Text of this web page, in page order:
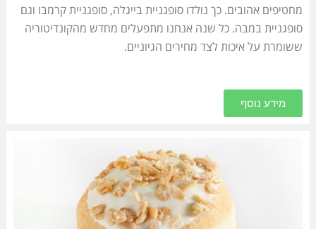
מחטיפים אהובים. כך נולדו סופגניית בייגלה, סופגניית קרמבו וגם
סופגניית במבה. כל שנה אנחנו מתפעלים מחדש מהקונדיטוריה
ששומרת על איכות לצד מחירים הגיוניים.
מידע נוסף